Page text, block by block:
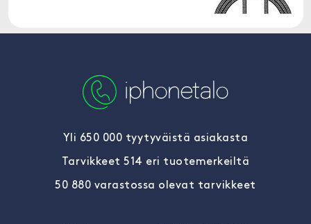
Yli 650 000 tyytyväistä asiakasta
Tarvikkeet 514 eri tuotemerkeiltä
50 880 varastossa olevat tarvikkeet